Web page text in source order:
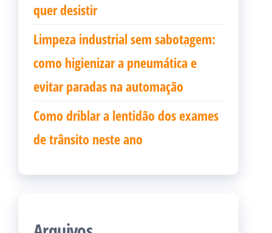
quer desistir
Limpeza industrial sem sabotagem:
como higienizar a pneumática e
evitar paradas na automação
Como driblar a lentidão dos exames
de trânsito neste ano